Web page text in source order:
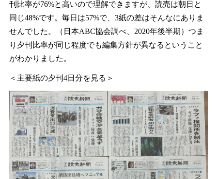
刊比率が76%と高いので理解できますが、読売は朝日と
同じ48%です。毎日は57%で、3紙の差はそんなにありま
せんでした。（日本ABC協会調べ、2020年後半期）つま
り夕刊比率が同じ程度でも編集方針が異なるということ
がわかりました。
＜主要紙の夕刊4日分を見る＞